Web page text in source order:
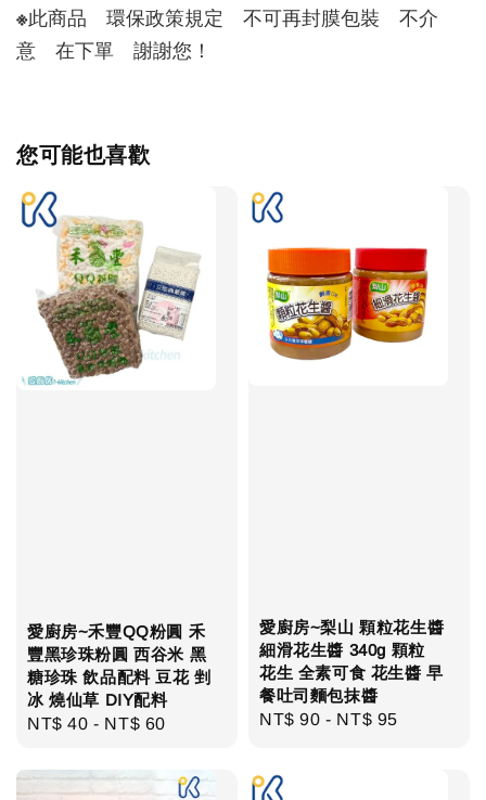
※此商品　環保政策規定　不可再封膜包裝　不介
意　在下單　謝謝您！
您可能也喜歡
愛廚房~禾豐QQ粉圓 禾
豐黑珍珠粉圓 西谷米 黑
糖珍珠 飲品配料 豆花 剉
冰 燒仙草 DIY配料
Regular
NT$ 40 - NT$ 60
愛廚房~梨山 顆粒花生醬
細滑花生醬 340g 顆粒
花生 全素可食 花生醬 早
餐吐司麵包抹醬
Regular
NT$ 90 - NT$ 95